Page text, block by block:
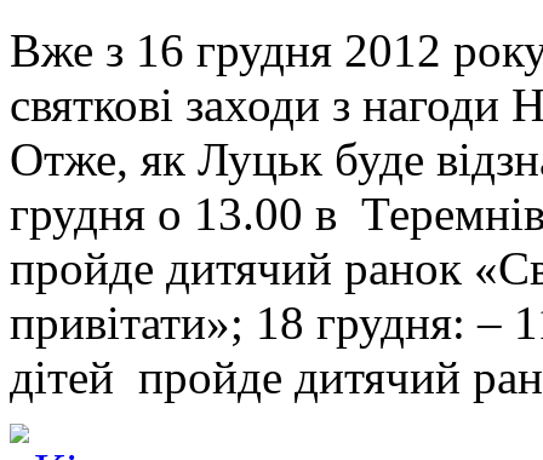
Вже з 16 грудня 2012
святкові заходи з нагоди
Отже, як Луцьк буде
грудня о 13.00 в
пройде дитячий ранок
привітати»; 18 грудня: –
дітей пройде дитячий